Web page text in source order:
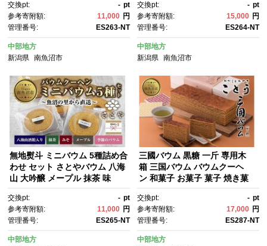
子 菓子 洋菓子 手土産 スイー
ツ 詰め合わせ 贈り物 ギフト さ
とや 新潟県 南魚沼市 酒 お
酒 日本酒
交換pt: - pt
参考寄附額:
11,000 円
管理番号:
ES263-NT
中部地方
新潟県
南魚沼市
菓子 菓子 洋菓子 手土産 スイー
ツ 詰め合わせ 贈り物 ギフ
ト 酒 お酒 日本酒 さとや 新潟
県 南魚沼市
交換pt: - pt
参考寄附額:
15,000 円
管理番号:
ES264-NT
中部地方
新潟県 南魚沼市
無地熨斗 ミニバウム 5種詰め合
わせ セット さとやバウム 八海
山 大吟醸 メープル 抹茶 味
ン お菓子 菓子 洋菓子 手土
産 スイーツ 詰め合わせ 贈り
物 ギフト 酒 お酒 日本酒 さと
や 新潟県 南魚沼市
交換pt: - pt
参考寄附額:
11,000 円
管理番号:
ES265-NT
中部地方
三國バウム 黒糖 一斤 専用木
箱 三国バウム バウムクーヘ
ン 和菓子 お菓子 菓子 焼き菓
り物 ギフト プレゼント おかし
とおやき ことう 新潟県 南魚沼
市
交換pt: - pt
参考寄附額:
17,000 円
管理番号:
ES287-NT
中部地方